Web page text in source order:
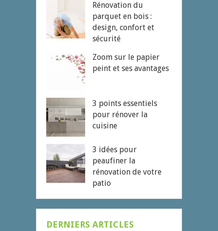
Rénovation du
parquet en bois :
design, confort et
sécurité
Zoom sur le papier
peint et ses avantages
3 points essentiels
pour rénover la
cuisine
3 idées pour
peaufiner la
rénovation de votre
patio
DERNIERS ARTICLES